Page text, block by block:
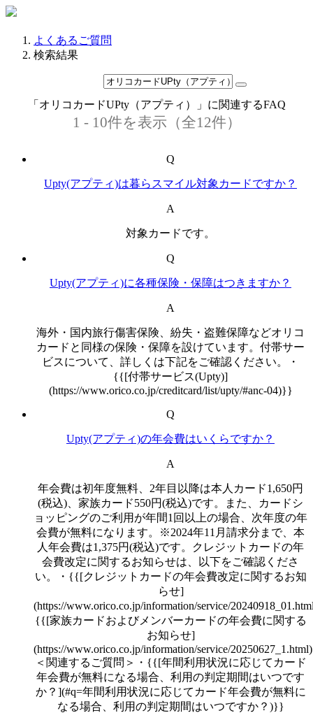
よくあるご質問
検索結果
「オリコカードUPty（アプティ）」に関連するFAQ
1 - 10件を表示（全12件）
Q
Upty(アプティ)は暮らスマイル対象カードですか？
A
対象カードです。
Q
Upty(アプティ)に各種保険・保障はつきますか？
A
海外・国内旅行傷害保険、紛失・盗難保障などオリコ
カードと同様の保険・保障を設けています。付帯サー
ビスについて、詳しくは下記をご確認ください。・
{{[付帯サービス(Upty)]
(https://www.orico.co.jp/creditcard/list/upty/#anc-04)}}
Q
Upty(アプティ)の年会費はいくらですか？
A
年会費は初年度無料、2年目以降は本人カード1,650円
(税込)、家族カード550円(税込)です。また、カードシ
ョッピングのご利用が年間1回以上の場合、次年度の年
会費が無料になります。※2024年11月請求分まで、本
人年会費は1,375円(税込)です。クレジットカードの年
会費改定に関するお知らせは、以下をご確認くださ
い。・{{[クレジットカードの年会費改定に関するお知
らせ]
(https://www.orico.co.jp/information/service/
{{[家族カードおよびメンバーカードの年会費に関する
お知らせ]
(https://www.orico.co.jp/information/service/
＜関連するご質問＞・{{[年間利用状況に応じてカード
年会費が無料になる場合、利用の判定期間はいつです
か？](#q=年間利用状況に応じてカード年会費が無料に
なる場合、利用の判定期間はいつですか？)}}